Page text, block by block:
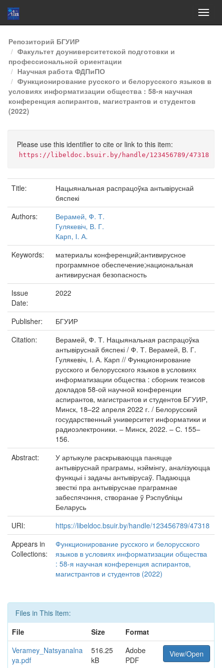
Skip
navigation
Репозиторий БГУИР
Факультет доуниверситетской подготовки и
профессиональной ориентации
Научная работа ФДПиПО
Функционирование русского и белорусского языков в
условиях информатизации общества : 58-я научная
конференция аспирантов, магистрантов и студентов
(2022)
Please use this identifier to cite or link to this item:
https://libeldoc.bsuir.by/handle/123456789/47318
Title:
Нацыянальная распрацоўка антывіруснай
бяспекі
Authors:
Верамей, Ф. Т.
Гулякевіч, В. Г.
Карп, І. А.
Keywords:
материалы конференций;антивирусное
программное обеспечение;национальная
антивирусная безопасность
Issue
Date:
2022
Publisher:
БГУИР
Citation:
Верамей, Ф. Т. Нацыянальная распрацоўка
антывіруснай бяспекі / Ф. Т. Верамей, В. Г.
Гулякевіч, І. А. Карп // Функционирование
русского и белорусского языков в условиях
информатизации общества : сборник тезисов
докладов 58-ой научной конференции
аспирантов, магистрантов и студентов БГУИР,
Минск, 18–22 апреля 2022 г. / Белорусский
государственный университет информатики и
радиоэлектроники. – Минск, 2022. – С. 155–
156.
Abstract:
У артыкуле раскрываюцца паняцце
антывіруснай праграмы, нэймінгу, аналізуюцца
функцыі і задачы антывірусаў. Падаюцца
звесткі пра антывіруснае праграмнае
забеспячэння, створанае ў Рэспубліцы
Беларусь
URI:
https://libeldoc.bsuir.by/handle/123456789/47318
Appears in
Collections:
Функционирование русского и белорусского
языков в условиях информатизации общества
: 58-я научная конференция аспирантов,
магистрантов и студентов (2022)
Files in This Item:
File
Size
Format
Veramey_Natsyanalna
ya.pdf
516.25
kB
Adobe
PDF
View/Open